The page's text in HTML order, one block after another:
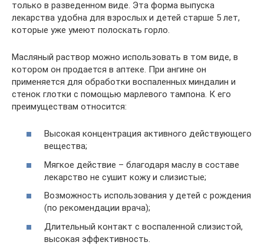
только в разведенном виде. Эта форма выпуска
лекарства удобна для взрослых и детей старше 5 лет,
которые уже умеют полоскать горло.
Масляный раствор можно использовать в том виде, в
котором он продается в аптеке. При ангине он
применяется для обработки воспаленных миндалин и
стенок глотки с помощью марлевого тампона. К его
преимуществам относится:
Высокая концентрация активного действующего
вещества;
Мягкое действие – благодаря маслу в составе
лекарство не сушит кожу и слизистые;
Возможность использования у детей с рождения
(по рекомендации врача);
Длительный контакт с воспаленной слизистой,
высокая эффективность.